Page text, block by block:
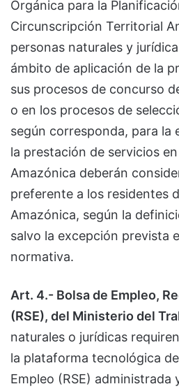
Orgánica para la
Circunscripción Territorial
personas naturales y
ámbito de aplicación de la
sus procesos de concurso
o en los procesos de
según corresponda, para la
la prestación de servicios
Amazónica deberán
preferente a los residentes
Amazónica, según la
salvo la excepción prevista
normativa.
Art. 4.- Bolsa de Empleo,
(RSE), del Ministerio del
naturales o jurídicas
la plataforma tecnológica
Empleo (RSE) administrada